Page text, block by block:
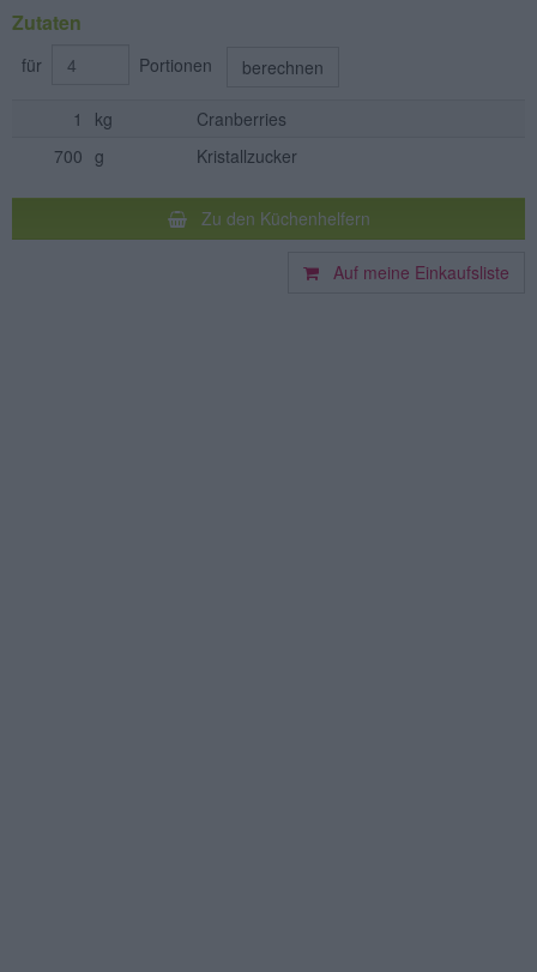
Zutaten
für Portionen berechnen
1 kg
Cranberries
700 g Kristallzucker
Zu den Küchenhelfern
Auf meine Einkaufsliste